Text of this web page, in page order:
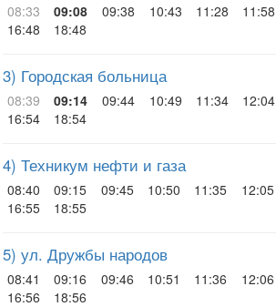
08:33 09:08 09:38 10:43 11:28 11:58
16:48
18:48
3) Городская больница
08:39 09:14 09:44 10:49 11:34 12:04
16:54
18:54
4) Техникум нефти и газа
08:40 09:15 09:45 10:50 11:35 12:05
16:55
18:55
5) ул. Дружбы народов
08:41 09:16 09:46 10:51 11:36 12:06
16:56
18:56